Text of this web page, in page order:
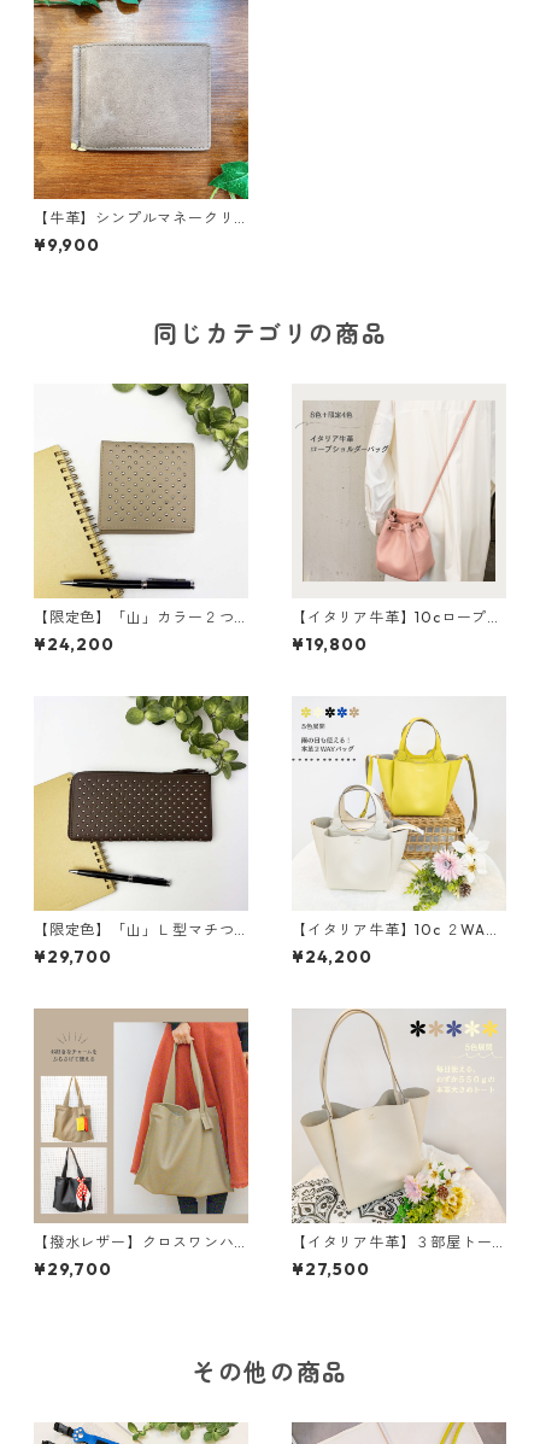
【牛革】シンプルマネークリ
ップ〈4色展開〉 本革 マネ
ークリップ コンパクト ウ
¥9,900
同じカテゴリの商品
【限定色】「山」カラー２つ
折り財布 <4色展開> 本革
牛革 レザーウォレット 革
¥24,200
【イタリア牛革】10cロープシ
ョルダー〈8色展開＋限定4
色〉 イタリア牛革 軽い
¥19,800
【限定色】「山」Ｌ型マチつ
き長財布<４色展開> 本革
レザーウォレット 革小物
¥29,700
【イタリア牛革】10c ２WAY
３部屋ショルダートートバッ
グ〈5色展開〉 イタリアンレ
¥24,200
【撥水レザー】クロスワンハ
ンドルバッグ＜2色展開＞ M
6041
¥29,700
【イタリア牛革】３部屋トー
トバッグ〈5色展開〉 イタリ
アンレザー 本革 カラフ
¥27,500
その他の商品